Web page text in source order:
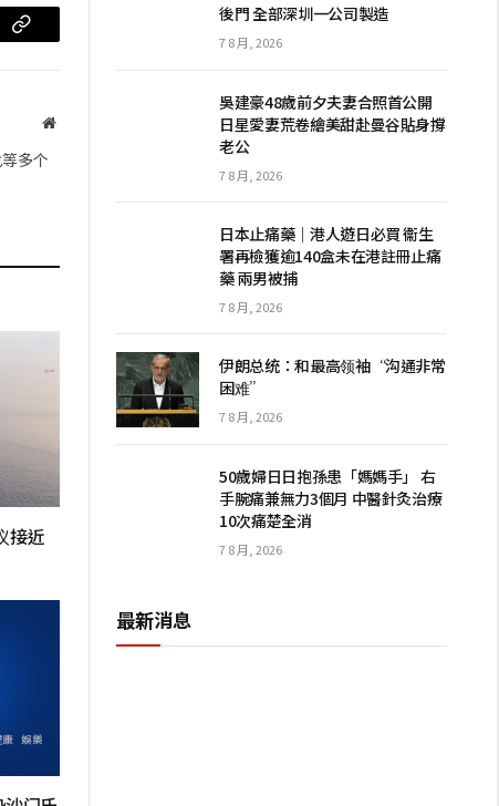
复
网
多个
接近
後門 全部深圳一公司製造
7 8 月, 2026
吳建豪48歲前夕夫妻合照首公開
日星愛妻荒卷繪美甜赴曼谷貼身撐
老公
7 8 月, 2026
日本止痛藥｜港人遊日必買 衞生
署再檢獲逾140盒未在港註冊止痛
藥 兩男被捕
7 8 月, 2026
伊朗总统：和最高领袖“沟通非常
困难”
7 8 月, 2026
50歲婦日日抱孫患「媽媽手」 右
手腕痛兼無力3個月 中醫針灸治療
10次痛楚全消
7 8 月, 2026
最新消息